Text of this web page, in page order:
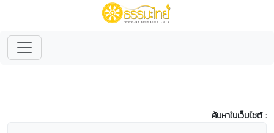
ค้นหาในเว็บไซต์ :